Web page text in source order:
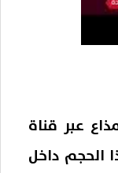
عبر قناة
الحجم داخل